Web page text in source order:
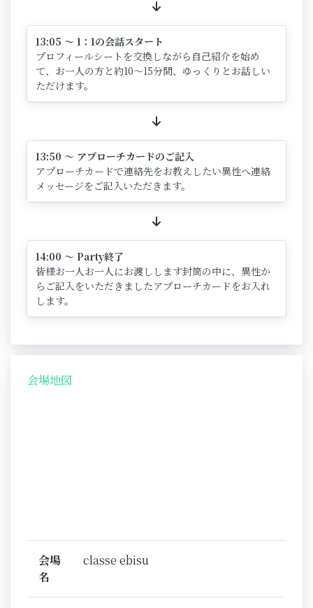
13:05 ～ 1：1の会話スタート
プロフィールシートを交換しながら自己紹介を始め
て、お一人の方と約10～15分間、ゆっくりとお話しい
ただけます。
13:50 ～ アプローチカードのご記入
アプローチカードで連絡先をお教えしたい異性へ連絡
メッセージをご記入いただきます。
14:00 ～ Party終了
皆様お一人お一人にお渡しします封筒の中に、異性か
らご記入をいただきましたアプローチカードをお入れ
します。
会場地図
会場
名
classe ebisu